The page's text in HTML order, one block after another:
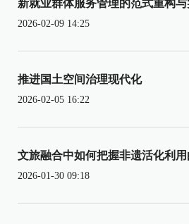
新就业群体服务管理的范式重构
2026-02-09 14:25
推进国土空间治理现代化
2026-02-05 16:22
文旅融合中如何把握非遗活化利用
2026-01-30 09:18